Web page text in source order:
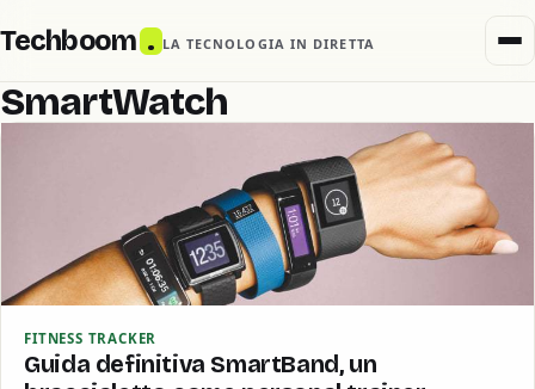
Techboom . LA TECNOLOGIA IN DIRETTA
SmartWatch
FITNESS TRACKER
Guida definitiva SmartBand, un